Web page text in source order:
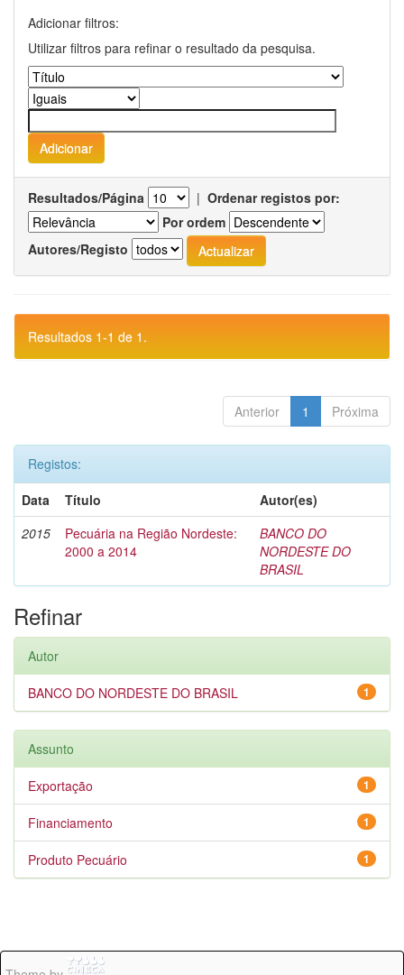
Adicionar filtros:
Utilizar filtros para refinar o resultado da pesquisa.
Resultados/Página | Ordenar registos por:
Por ordem
Autores/Registo
Resultados 1-1 de 1.
Anterior 1 Próxima
Registos:
Data
Título
Autor(es)
2015
Pecuária na Região Nordeste:
2000 a 2014
BANCO DO
NORDESTE DO
BRASIL
Refinar
Autor
1
BANCO DO NORDESTE DO BRASIL
Assunto
1
Exportação
1
Financiamento
1
Produto Pecuário